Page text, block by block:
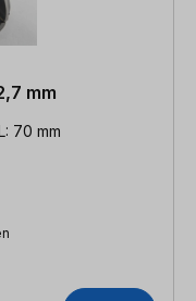
mm
70 mm